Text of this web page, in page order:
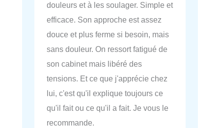
douleurs et à les soulager. Simple et
efficace. Son approche est assez
douce et plus ferme si besoin, mais
sans douleur. On ressort fatigué de
son cabinet mais libéré des
tensions. Et ce que j'apprécie chez
lui, c'est qu'il explique toujours ce
qu'il fait ou ce qu'il a fait. Je vous le
recommande.